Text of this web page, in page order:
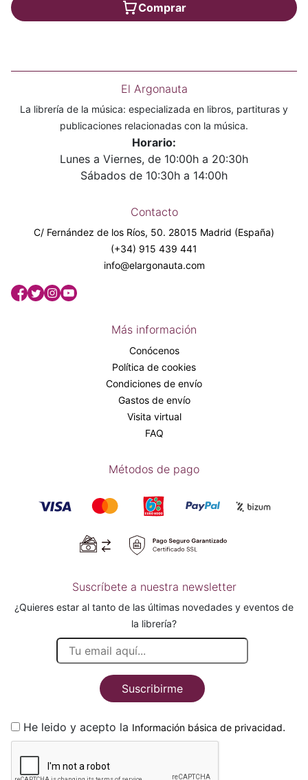
Comprar
El Argonauta
La librería de la música: especializada en libros, partituras y
publicaciones relacionadas con la música.
Horario:
Lunes a Viernes, de 10:00h a 20:30h
Sábados de 10:30h a 14:00h
Contacto
C/ Fernández de los Ríos, 50. 28015 Madrid (España)
(+34) 915 439 441
info@elargonauta.com
Más información
Conócenos
Política de cookies
Condiciones de envío
Gastos de envío
Visita virtual
FAQ
Métodos de pago
Suscríbete a nuestra newsletter
¿Quieres estar al tanto de las últimas novedades y eventos de
la librería?
Suscribirme
He leido y acepto la Información básica de privacidad.